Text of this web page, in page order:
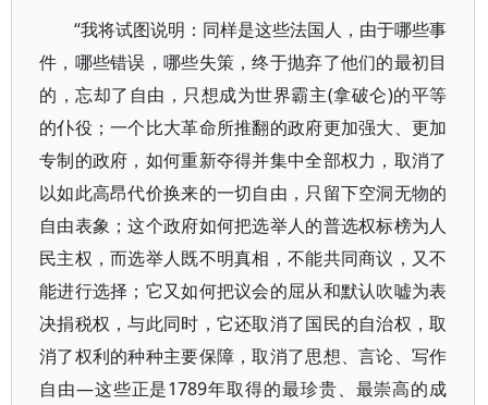
“我将试图说明：同样是这些法国人，由于哪些事
件，哪些错误，哪些失策，终于抛弃了他们的最初目
的，忘却了自由，只想成为世界霸主(拿破仑)的平等
的仆役；一个比大革命所推翻的政府更加强大、更加
专制的政府，如何重新夺得并集中全部权力，取消了
以如此高昂代价换来的一切自由，只留下空洞无物的
自由表象；这个政府如何把选举人的普选权标榜为人
民主权，而选举人既不明真相，不能共同商议，又不
能进行选择；它又如何把议会的屈从和默认吹嘘为表
决捐税权，与此同时，它还取消了国民的自治权，取
消了权利的种种主要保障，取消了思想、言论、写作
自由—这些正是1789年取得的最珍贵、最崇高的成